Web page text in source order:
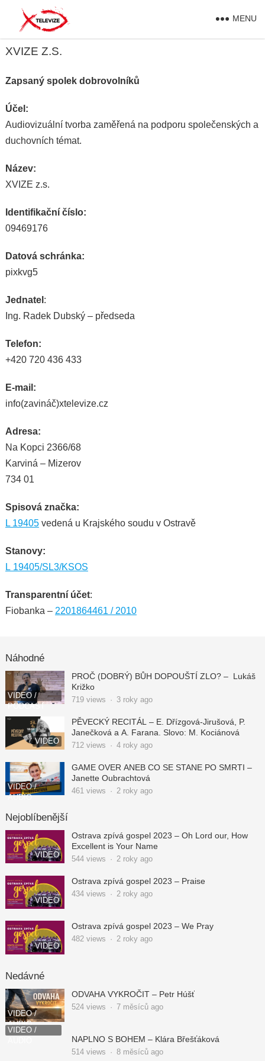
MENU
XVIZE Z.S.
Zapsaný spolek dobrovolníků
Účel:
Audiovizuální tvorba zaměřená na podporu společenských a
duchovních témat.
Název:
XVIZE z.s.
Identifikační číslo:
09469176
Datová schránka:
pixkvg5
Jednatel :
Ing. Radek Dubský – předseda
Telefon:
+420 720 436 433
E-mail:
info(zavináč)xtelevize.cz
Adresa:
Na Kopci 2366/68
Karviná – Mizerov
734 01
Spisová značka:
L 19405vedená u Krajského soudu v Ostravě
Stanovy:
L 19405/SL3/KSOS
Transparentní účet:
Fiobanka – 2201864461 / 2010
Náhodné
VIDEO /
PODCAST
PROČ (DOBRÝ) BŮH DOPOUŠTÍ ZLO? – Lukáš
Križko
719views · 3 roky ago
VIDEO
PĚVECKÝ RECITÁL – E. Dřízgová-Jirušová, P.
Janečková a A. Farana. Slovo: M. Kociánová
712views · 4 roky ago
VIDEO /
AUDIO
GAME OVER ANEB CO SE STANE PO SMRTI –
Janette Oubrachtová
461views · 2 roky ago
Nejoblíbenější
VIDEO
Ostrava zpívá gospel 2023 – Oh Lord our, How
Excellent is Your Name
544views · 2 roky ago
VIDEO
Ostrava zpívá gospel 2023 – Praise
434views · 2 roky ago
VIDEO
Ostrava zpívá gospel 2023 – We Pray
482views · 2 roky ago
Nedávné
VIDEO /
AUDIO
ODVAHA VYKROČIT – Petr Húšť
524views · 7 měsíců ago
VIDEO /
NAPLNO S BOHEM – Klára Břešťáková
514views · 8 měsíců ago